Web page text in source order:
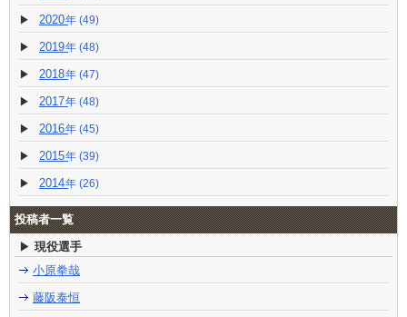
2020 (49)
2019 (48)
2018 (47)
2017 (48)
2016 (45)
2015 (39)
2014 (26)
投稿者一覧
現役選手
小原拳哉
藤阪泰恒